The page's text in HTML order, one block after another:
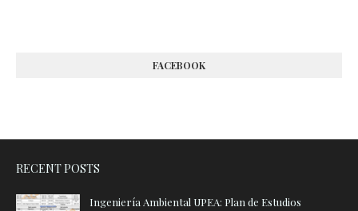
FACEBOOK
RECENT POSTS
Ingeniería Ambiental UPEA: Plan de Estudios